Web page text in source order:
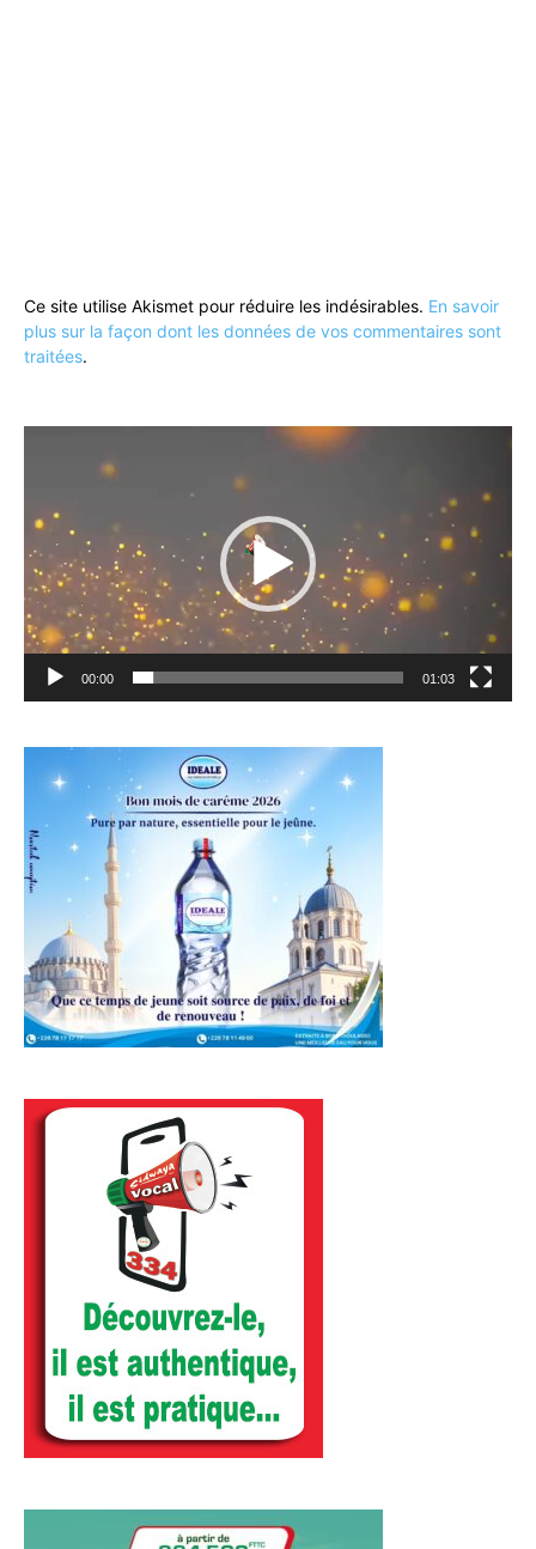
Ce site utilise Akismet pour réduire les indésirables. En savoir
plus sur la façon dont les données de vos commentaires sont
traitées.
00:00 01:03